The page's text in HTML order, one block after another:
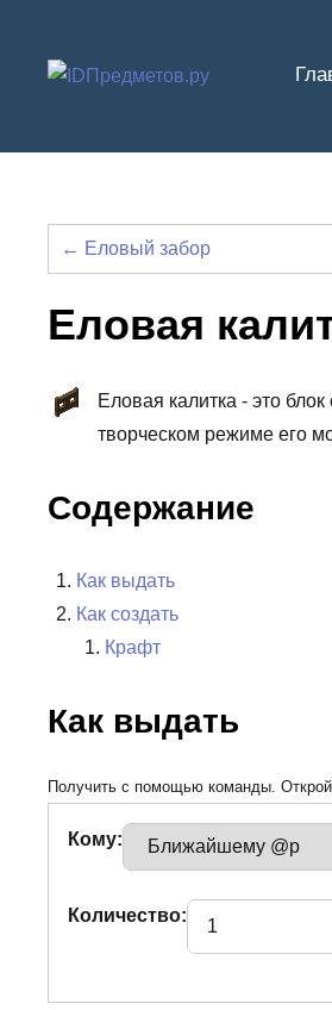
содержимому
← Еловый забор
Еловая
Еловая калитка - это
творческом режиме его
Содержание
Как выдать
Как создать
Крафт
Как выдать
Получить с помощью команды.
Кому:
Количество: